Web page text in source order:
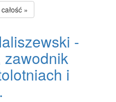
»
-
zawodnik
i